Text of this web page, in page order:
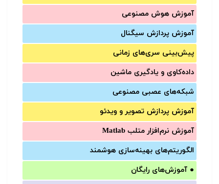
آموزش‌ هوش مصنوعی
آموزش‌ پردازش سیگنال
پیش‌‌بینی سری‌‌های زمانی
داده‌کاوی و یادگیری ماشین
شبکه‌های عصبی مصنوعی
آموزش‌ پردازش تصویر و ویدئو
آموزش‌ نرم‌افزار متلب Matlab
الگوریتم‌های بهینه‌سازی هوشمند
● آموزش‌های رایگان